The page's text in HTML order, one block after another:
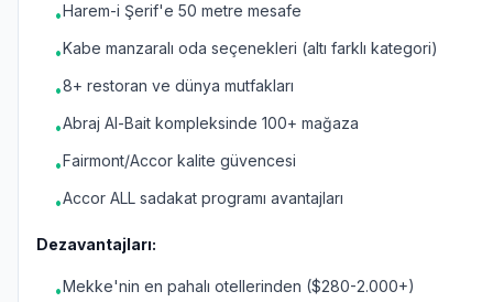
•Harem-i Şerif'e 50 metre mesafe
•Kabe manzaralı oda seçenekleri (altı farklı kategori)
•8+ restoran ve dünya mutfakları
•Abraj Al-Bait kompleksinde 100+ mağaza
•Fairmont/Accor kalite güvencesi
•Accor ALL sadakat programı avantajları
Dezavantajları:
•Mekke'nin en pahalı otellerinden ($280-2.000+)